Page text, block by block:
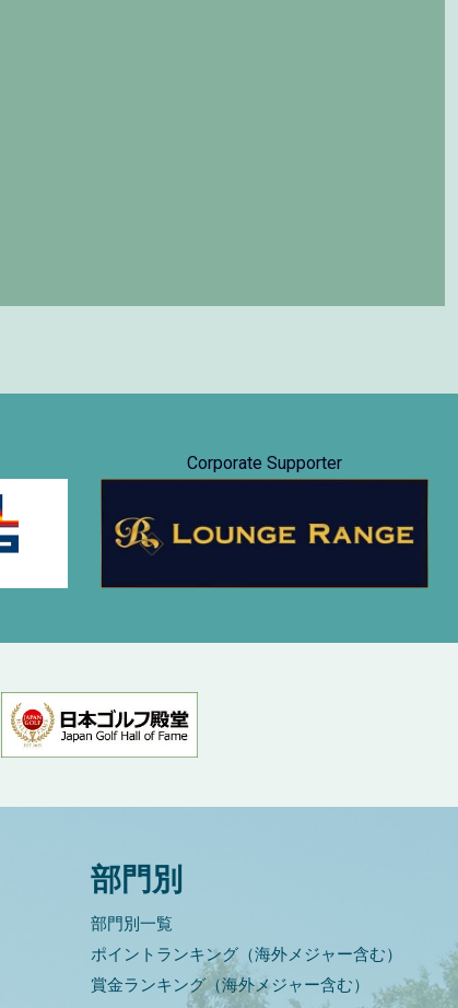
Corporate Supporter
部門別
部門別一覧
ポイントランキング（海外メジャー含む）
賞金ランキング（海外メジャー含む）